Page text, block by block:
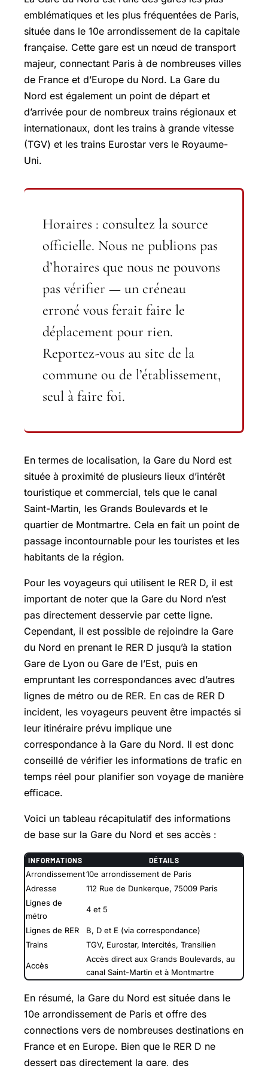
emblématiques et les plus fréquentées de Paris,
située dans le 10e arrondissement de la capitale
française. Cette gare est un nœud de transport
majeur, connectant Paris à de nombreuses villes
de France et d’Europe du Nord. La Gare du
Nord est également un point de départ et
d’arrivée pour de nombreux trains régionaux et
internationaux, dont les trains à grande vitesse
(TGV) et les trains Eurostar vers le Royaume-
Uni.
Horaires : consultez la source
officielle. Nous ne publions pas
d’horaires que nous ne pouvons
pas vérifier — un créneau
erroné vous ferait faire le
déplacement pour rien.
Reportez-vous au site de la
commune ou de l’établissement,
seul à faire foi.
En termes de localisation, la Gare du Nord est
située à proximité de plusieurs lieux d’intérêt
touristique et commercial, tels que le canal
Saint-Martin, les Grands Boulevards et le
quartier de Montmartre. Cela en fait un point de
passage incontournable pour les touristes et les
habitants de la région.
Pour les voyageurs qui utilisent le RER D, il est
important de noter que la Gare du Nord n’est
pas directement desservie par cette ligne.
Cependant, il est possible de rejoindre la Gare
du Nord en prenant le RER D jusqu’à la station
Gare de Lyon ou Gare de l’Est, puis en
empruntant les correspondances avec d’autres
lignes de métro ou de RER. En cas de RER D
incident, les voyageurs peuvent être impactés si
leur itinéraire prévu implique une
correspondance à la Gare du Nord. Il est donc
conseillé de vérifier les informations de trafic en
temps réel pour planifier son voyage de manière
efficace.
Voici un tableau récapitulatif des informations
de base sur la Gare du Nord et ses accès :
INFORMATIONS DÉTAILS
Arrondissement10e arrondissement de Paris
Adresse
112 Rue de Dunkerque, 75009 Paris
Lignes de
métro
4 et 5
Lignes de RER
B, D et E (via correspondance)
Trains
TGV, Eurostar, Intercités, Transilien
Accès
Accès direct aux Grands Boulevards, au
canal Saint-Martin et à Montmartre
En résumé, la Gare du Nord est située dans le
10e arrondissement de Paris et offre des
connections vers de nombreuses destinations en
France et en Europe. Bien que le RER D ne
dessert pas directement la gare, des